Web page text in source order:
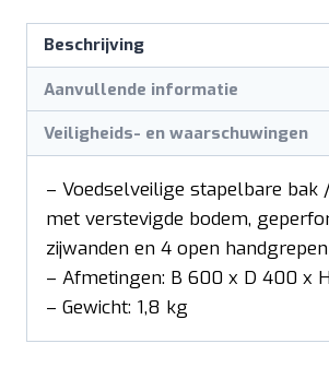
Beschrijving
Aanvullende informatie
Veiligheids- en waarschuwingen
– Voedselveilige stapelbare bak
met verstevigde bodem,
zijwanden en 4 open handgrepen
– Afmetingen: B 600 x D 400 x
– Gewicht: 1,8 kg